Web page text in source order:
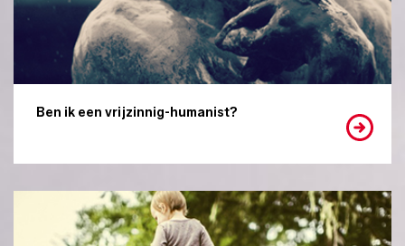
Ben ik een vrijzinnig-humanist?